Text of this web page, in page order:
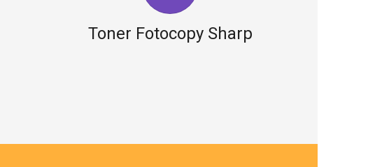
Toner Fotocopy Sharp